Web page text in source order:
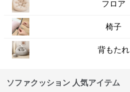
フロア
椅子
背もたれ
ソファクッション 人気アイテム